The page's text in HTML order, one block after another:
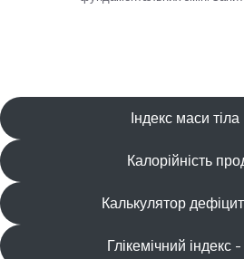
Індекс маси
Калорійність
Калькулятор
Глікемічний індекс